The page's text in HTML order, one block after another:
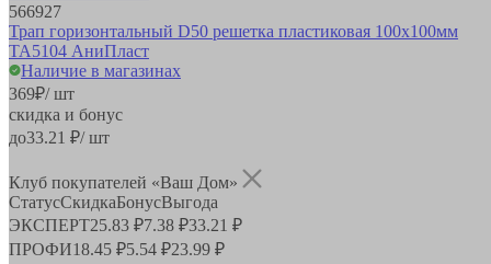
566927
Трап горизонтальный D50 решетка пластиковая 100х100мм
TA5104 АниПласт
Наличие в магазинах
369₽/ шт
скидка и бонус
до33.21 ₽/ шт
Клуб покупателей «Ваш Дом»
СтатусСкидкаБонусВыгода
ЭКСПЕРТ25.83 ₽7.38 ₽33.21 ₽
ПРОФИ18.45 ₽5.54 ₽23.99 ₽